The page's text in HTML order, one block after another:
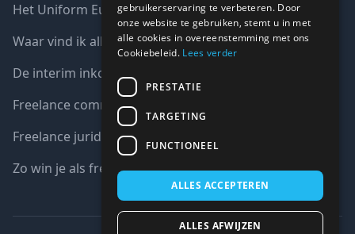
Het Uniform Europees Aanbestedingsdocument (UEA)
Waar vind ik alle interim opdrachten bij de overheid?
De interim inkoop markt in cijfers
Freelance communicatie vacatures
Freelance juridische vacatures
Zo win je als freelancer een aanbesteding
gebruikerservaring te verbeteren. Door
onze website te gebruiken, stemt u in met
alle cookies in overeenstemming met ons
Cookiebeleid. Lees verder
PRESTATIE
TARGETING
FUNCTIONEEL
ALLES ACCEPTEREN
ALLES AFWIJZEN